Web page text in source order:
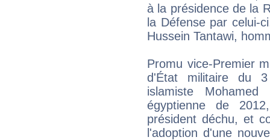
à la présidence de la
la Défense par celui-
Hussein Tantawi,
Promu vice-Premier
d'État militaire du
islamiste
égyptienne de
président déchu, et
l'adoption d'une